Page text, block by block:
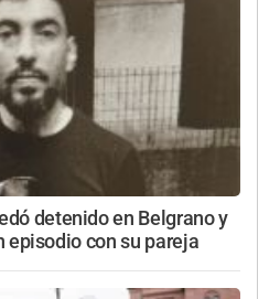
detenido en Belgrano y
episodio con su pareja